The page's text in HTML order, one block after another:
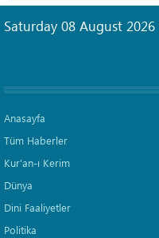
Saturday 08 August 2026
Anasayfa
Tüm Haberler
Kur'an-ı Kerim
Dünya
Dini Faaliyetler
Politika